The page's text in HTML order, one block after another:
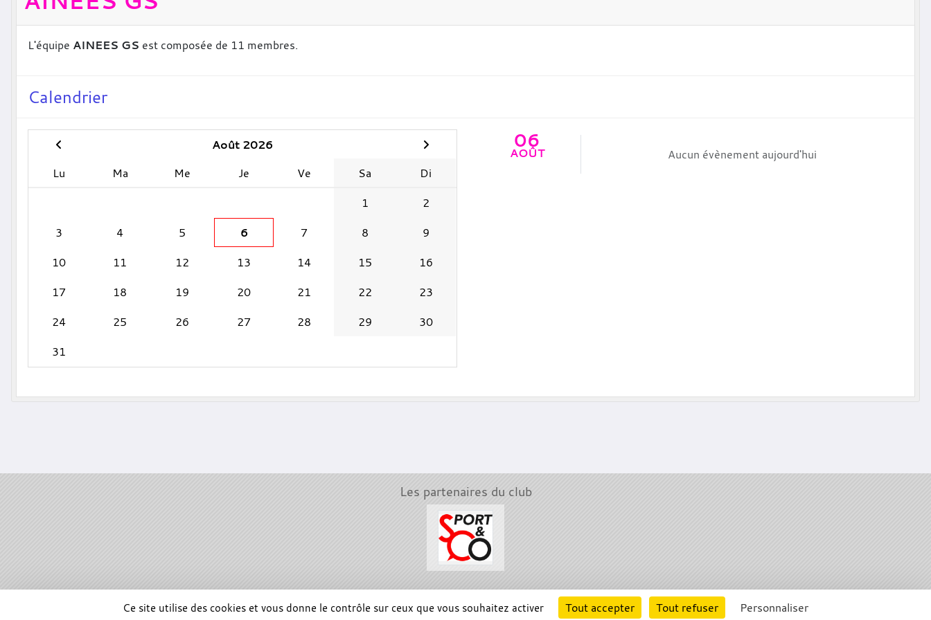
L'équipe AINEES GS est composée de 11 membres.
Calendrier
Août 2026
Lu
Ma Me Je Ve Sa
Di
1
2
3
4 5 6 7 8
9
10
11 12 13 14 15
16
17
18 19 20 21 22
23
24
25 26 27 28 29
30
31
06
AOÛT Aucun évènement aujourd'hui
Les partenaires du club
REGIONS Charte cookies
Gestion des cookies
Ce site utilise des cookies et vous donne le contrôle sur ceux que vous souhaitez activer Tout accepter Tout refuser Personnaliser